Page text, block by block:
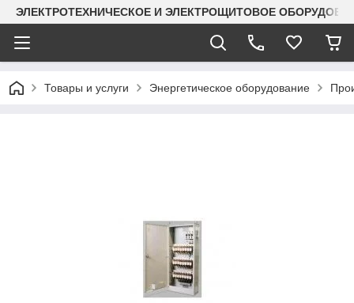
ЭЛЕКТРОТЕХНИЧЕСКОЕ И ЭЛЕКТРОЩИТОВОЕ
Товары и услуги Энергетическое оборудование